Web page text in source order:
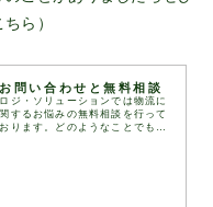
ちら ）
お問い合わせと無料相談
ロジ・ソリューションでは物流に
関するお悩みの無料相談を行って
おります。どのようなことでもお